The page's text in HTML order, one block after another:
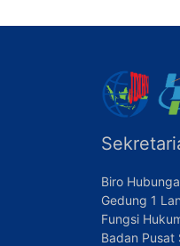
Biro
Gedung 1
Fungsi
Badan Pusat